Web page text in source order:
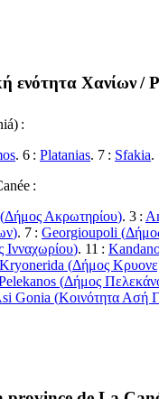
ενότητα Χανίων/
) :
. 6 : Platanias. 7 : Sfakia.
:
Δήμος Ακρωτηρίου). 3 :
). 7 : Georgioupoli (
Ινναχωρίου). 11 :
Kryonerida (Δήμος
(Δήμος
Gonia (Κοινότητα Ασή